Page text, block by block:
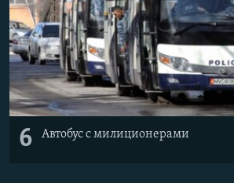
6 Автобус с милиционерами